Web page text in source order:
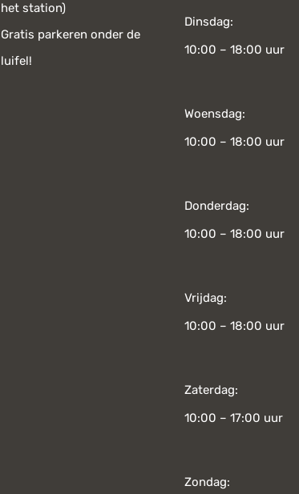
het station)
Gratis parkeren onder de
luifel!
Dinsdag:
10:00 – 18:00 uur
Woensdag:
10:00 – 18:00 uur
Donderdag:
10:00 – 18:00 uur
Vrijdag:
10:00 – 18:00 uur
Zaterdag:
10:00 – 17:00 uur
Zondag: